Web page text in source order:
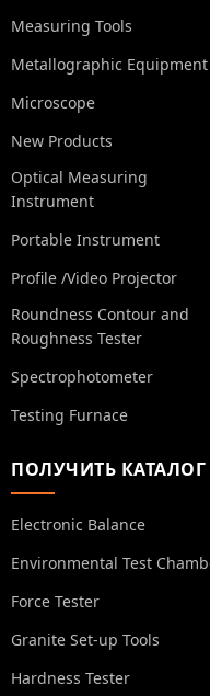
Measuring Tools
Metallographic Equipment
Microscope
New Products
Optical Measuring
Instrument
Portable Instrument
Profile /Video Projector
Roundness Contour and
Roughness Tester
Spectrophotometer
Testing Furnace
ПОЛУЧИТЬ КАТАЛОГ
Electronic Balance
Environmental Test
Force Tester
Granite Set-up Tools
Hardness Tester